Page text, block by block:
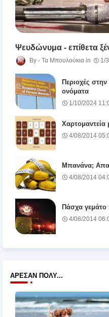
Ψευδώνυμα - επίθετα
Τα Μπουλούκια 1/
Περιοχές
ονόματα
1/10/2024
4/08/2014
Μπανάνα; Απα
4/08/2014
Πάσχα
4/08/2014
ΆΡΕΣΑΝ ΠΟΛΎ...